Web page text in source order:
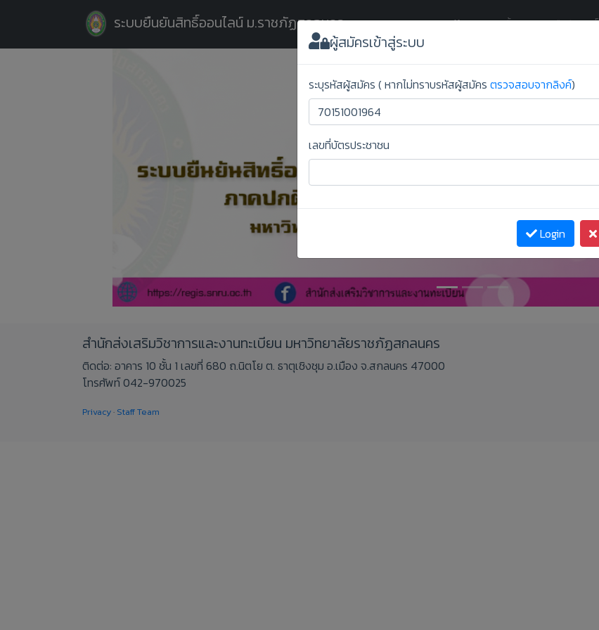
ระบบยืนยันสิทธิ์ออนไลน์ ม.ราชภัฏสกลนคร Home(current)
ขั้นตอนการยืนยันสิทธิ์
ผู้สมัครเข้าสู่ระบบ
ระบุรหัสผู้สมัคร ( หากไม่ทราบรหัสผู้สมัคร ตรวจสอบจากลิงค์)
เลขที่บัตรประชาชน
Login
สำนักส่งเสริมวิชาการและงานทะเบียน มหาวิทยาลัยราชภัฏสกลนคร
ติดต่อ: อาคาร 10 ชั้น 1 เลขที่ 680 ถ.นิตโย ต. ธาตุเชิงชุม อ.เมือง จ.สกลนคร 47000
โทรศัพท์ 042-970025
Privacy· Staff Team